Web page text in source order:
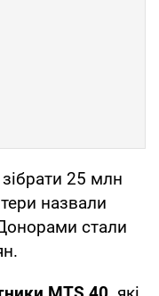
25 млн
назвали
стали